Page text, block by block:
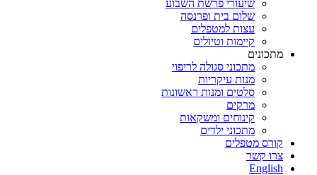
שיעורי פרשת השבוע
שלום בית ופרנסה
עצות למטפלים
קיימות וטיולים
מתכונים
מתכוני סגולה לריפוי
מנות עיקריות
סלטים ומנות ראשונות
מרקים
קינוחים ומשקאות
מתכוני ילדים
קורס מטפלים
צרו קשר
English